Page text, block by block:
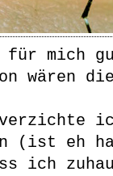
für mich
wären
verzichte
(ist eh
ich